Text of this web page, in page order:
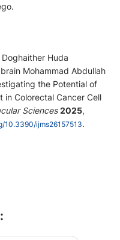
Huda
Mohammad Abdullah
the Potential of
in Colorectal Cancer Cell
Sciences 2025,
10.3390/ijms26157513.